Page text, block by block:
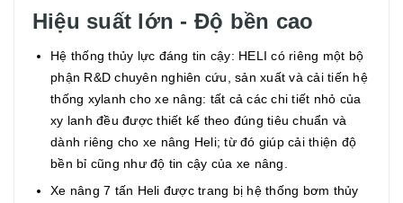
Hiệu suất lớn - Độ bền cao
Hệ thống thủy lực đáng tin cậy: HELI có riêng một bộ
phận R&D chuyên nghiên cứu, sản xuất và cải tiến hệ
thống xylanh cho xe nâng: tất cả các chi tiết nhỏ của
xy lanh đều được thiết kế theo đúng tiêu chuẩn và
dành riêng cho xe nâng Heli; từ đó giúp cải thiện độ
bền bỉ cũng như độ tin cậy của xe nâng.
Xe nâng 7 tấn Heli được trang bị hệ thống bơm thủy